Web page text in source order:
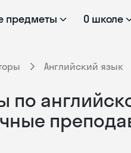
предметы О школе
Английский язык
по